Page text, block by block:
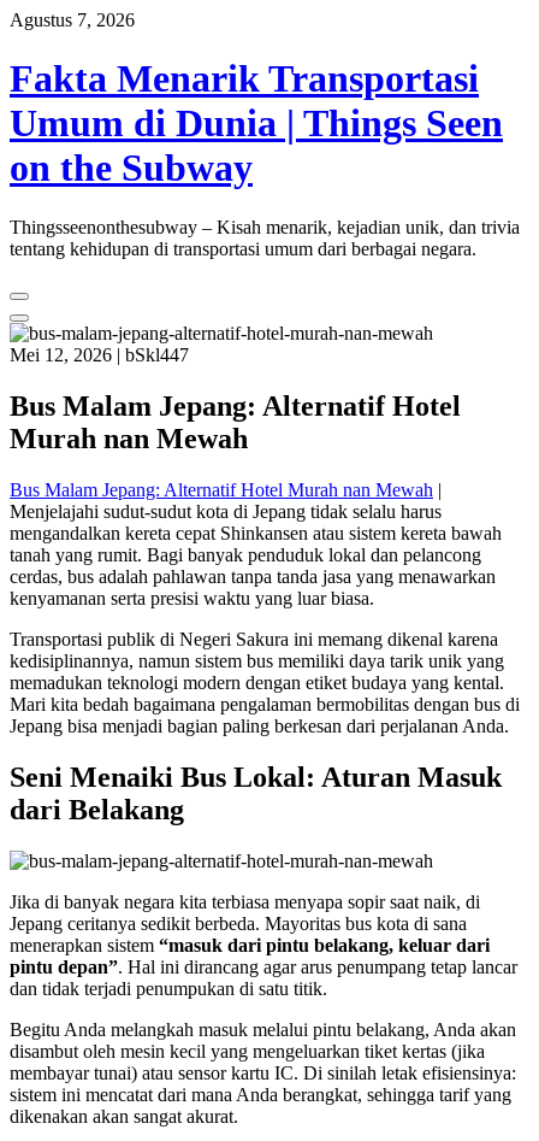
Skip
content
Agustus 7, 2026
Fakta Menarik Transportasi
Umum di Dunia | Things Seen
on the Subway
Thingsseenonthesubway – Kisah menarik, kejadian unik, dan trivia
tentang kehidupan di transportasi umum dari berbagai negara.
Mei 12, 2026 | bSkl447
Bus Malam Jepang: Alternatif Hotel
Murah nan Mewah
Bus Malam Jepang: Alternatif Hotel Murah nan Mewah |
Menjelajahi sudut-sudut kota di Jepang tidak selalu harus
mengandalkan kereta cepat Shinkansen atau sistem kereta bawah
tanah yang rumit. Bagi banyak penduduk lokal dan pelancong
cerdas, bus adalah pahlawan tanpa tanda jasa yang menawarkan
kenyamanan serta presisi waktu yang luar biasa.
Transportasi publik di Negeri Sakura ini memang dikenal karena
kedisiplinannya, namun sistem bus memiliki daya tarik unik yang
memadukan teknologi modern dengan etiket budaya yang kental.
Mari kita bedah bagaimana pengalaman bermobilitas dengan bus di
Jepang bisa menjadi bagian paling berkesan dari perjalanan Anda.
Seni Menaiki Bus Lokal: Aturan Masuk
dari Belakang
Jika di banyak negara kita terbiasa menyapa sopir saat naik, di
Jepang ceritanya sedikit berbeda. Mayoritas bus kota di sana
menerapkan sistem “masuk dari pintu belakang, keluar dari
pintu depan”. Hal ini dirancang agar arus penumpang tetap lancar
dan tidak terjadi penumpukan di satu titik.
Begitu Anda melangkah masuk melalui pintu belakang, Anda akan
disambut oleh mesin kecil yang mengeluarkan tiket kertas (jika
membayar tunai) atau sensor kartu IC. Di sinilah letak efisiensinya:
sistem ini mencatat dari mana Anda berangkat, sehingga tarif yang
dikenakan akan sangat akurat.